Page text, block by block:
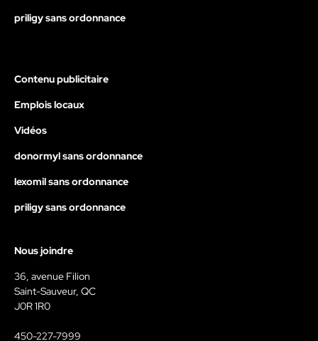
priligy sans ordonnance
Contenu publicitaire
Emplois locaux
Vidéos
donormyl sans ordonnance
lexomil sans ordonnance
priligy sans ordonnance
Nous joindre
36, avenue Filion
Saint-Sauveur, QC
J0R 1R0
450-227-7999